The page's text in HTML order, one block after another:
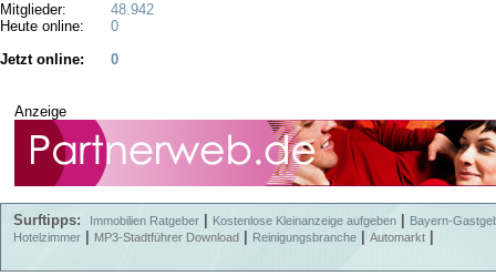
Mitglieder:
Heute online:
48.942
0
Jetzt online:
0
Anzeige
Surftipps: Immobilien Ratgeber Kostenlose Kleinanzeige aufgeben
Bayern-
Hotelzimmer
MP3-Stadtführer Download Reinigungsbranche Automarkt